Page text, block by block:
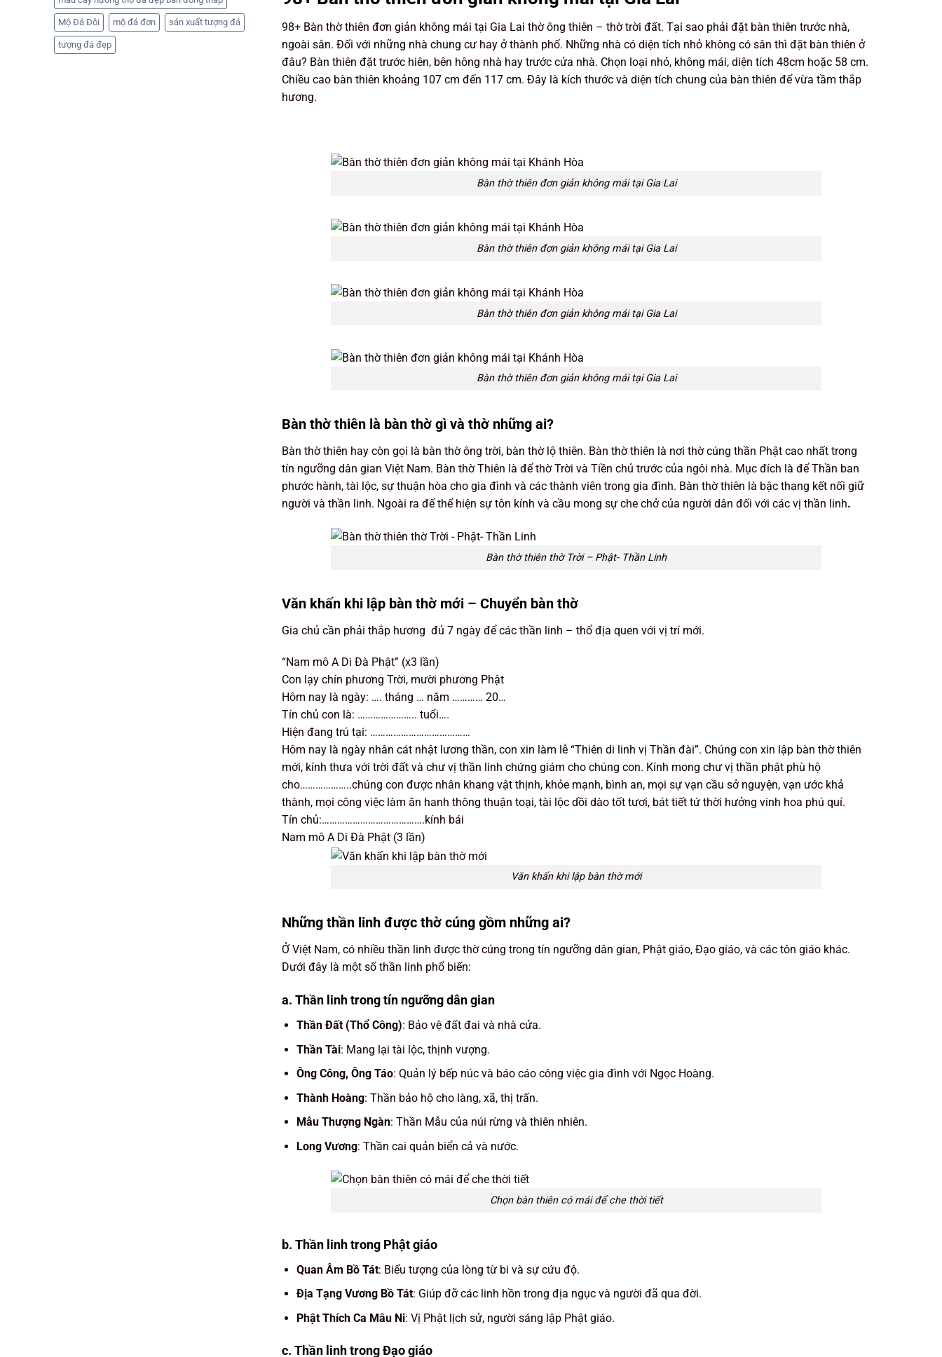
Mộ Đá Đôi mộ đá đơn sản xuất tượng đá
tượng đá đẹp
98+ Bàn thờ thiên đơn giản không mái tại Gia Lai thờ ông thiên – thờ trời đất. Tại sao phải đặt bàn thiên trước nhà,
ngoài sân. Đối với những nhà chung cư hay ở thành phố. Những nhà có diện tích nhỏ không có sân thì đặt bàn thiên ở
đâu? Bàn thiên đặt trước hiên, bên hông nhà hay trước cửa nhà. Chọn loại nhỏ, không mái, diện tích 48cm hoặc 58 cm.
Chiều cao bàn thiên khoảng 107 cm đến 117 cm. Đây là kích thước và diện tích chung của bàn thiên để vừa tầm thắp
hương.
Bàn thờ thiên đơn giản không mái tại Gia Lai
Bàn thờ thiên đơn giản không mái tại Gia Lai
Bàn thờ thiên đơn giản không mái tại Gia Lai
Bàn thờ thiên đơn giản không mái tại Gia Lai
Bàn thờ thiên là bàn thờ gì và thờ những ai?
Bàn thờ thiên hay còn gọi là bàn thờ ông trời, bàn thờ lộ thiên. Bàn thờ thiên là nơi thờ cúng thần Phật cao nhất trong
tín ngưỡng dân gian Việt Nam. Bàn thờ Thiên là để thờ Trời và Tiền chủ trước của ngôi nhà. Mục đích là để Thần ban
phước hành, tài lộc, sự thuận hòa cho gia đình và các thành viên trong gia đình. Bàn thờ thiên là bậc thang kết nối giữ
người và thần linh. Ngoài ra để thể hiện sự tôn kính và cầu mong sự che chở của người dân đối với các vị thần linh.
Bàn thờ thiên thờ Trời – Phật- Thần Linh
Văn khấn khi lập bàn thờ mới – Chuyển bàn thờ
Gia chủ cần phải thắp hương đủ 7 ngày để các thần linh – thổ địa quen với vị trí mới.
“Nam mô A Di Đà Phật” (x3 lần)
Con lạy chín phương Trời, mười phương Phật
Hôm nay là ngày: …. tháng … năm ………… 20…
Tín chủ con là: ………………….. tuổi….
Hiện đang trú tại: …………………………………
Hôm nay là ngày nhân cát nhật lương thần, con xin làm lễ “Thiên di linh vị Thần đài”. Chúng con xin lập bàn thờ thiên
mới, kính thưa với trời đất và chư vị thần linh chứng giám cho chúng con. Kính mong chư vị thần phật phù hộ
cho………………..chúng con được nhân khang vật thịnh, khỏe mạnh, bình an, mọi sự vạn cầu sở nguyện, vạn ước khả
thành, mọi công việc làm ăn hanh thông thuận toại, tài lộc dồi dào tốt tươi, bát tiết tứ thời hưởng vinh hoa phú quí.
Tín chủ:………………………………….kính bái
Nam mô A Di Đà Phật (3 lần)
Văn khấn khi lập bàn thờ mới
Những thần linh được thờ cúng gồm những ai?
Ở Việt Nam, có nhiều thần linh được thờ cúng trong tín ngưỡng dân gian, Phật giáo, Đạo giáo, và các tôn giáo khác.
Dưới đây là một số thần linh phổ biến:
a. Thần linh trong tín ngưỡng dân gian
Thần Đất (Thổ Công): Bảo vệ đất đai và nhà cửa.
Thần Tài: Mang lại tài lộc, thịnh vượng.
Ông Công, Ông Táo: Quản lý bếp núc và báo cáo công việc gia đình với Ngọc Hoàng.
Thành Hoàng: Thần bảo hộ cho làng, xã, thị trấn.
Mẫu Thượng Ngàn: Thần Mẫu của núi rừng và thiên nhiên.
Long Vương: Thần cai quản biển cả và nước.
Chọn bàn thiên có mái để che thời tiết
b. Thần linh trong Phật giáo
Quan Âm Bồ Tát: Biểu tượng của lòng từ bi và sự cứu độ.
Địa Tạng Vương Bồ Tát: Giúp đỡ các linh hồn trong địa ngục và người đã qua đời.
Phật Thích Ca Mâu Ni: Vị Phật lịch sử, người sáng lập Phật giáo.
c. Thần linh trong Đạo giáo